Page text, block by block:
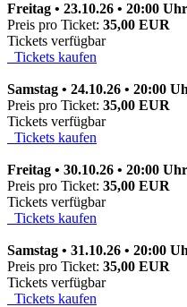
Freitag • 23.10.26 • 20:00 Uhr
Preis pro Ticket: 35,00 EUR
Tickets verfügbar
Tickets kaufen
Samstag • 24.10.26 • 20:00
Preis pro Ticket: 35,00 EUR
Tickets verfügbar
Tickets kaufen
Freitag • 30.10.26 • 20:00 Uhr
Preis pro Ticket: 35,00 EUR
Tickets verfügbar
Tickets kaufen
Samstag • 31.10.26 • 20:00
Preis pro Ticket: 35,00 EUR
Tickets verfügbar
Tickets kaufen